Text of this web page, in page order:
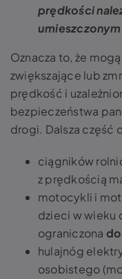
prędkości
Oznacza to, że
zwiększające lub
prędkość i
bezpieczeństwa
drogi. Dalsza część
ciągników
z prędkością
motocykli i
dzieci w wieku
ograniczona
hulajnóg
osobistego